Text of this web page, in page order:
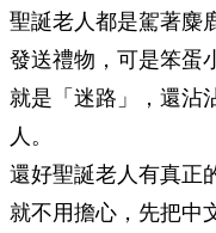
聖誕老人都是駕著麋
發送禮物，可是笨蛋
就是「迷路」，還沾
人。
還好聖誕老人有真正
就不用擔心，先把中